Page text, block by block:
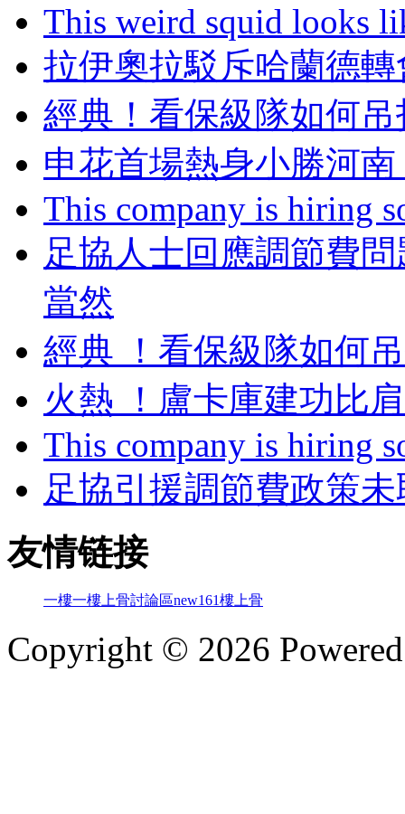
This weird squid looks
拉伊奧拉駁斥哈蘭德
經典 ！看保級隊如
申花首場熱身小勝河
This company is hiring
足協人士回應調節費
當然
經典 ！看保級隊如
火熱 ！盧卡庫建功
This company is hiring
足協引援調節費政策
友情链接
一樓一樓上骨討論區new161樓上骨
Copyright © 2026